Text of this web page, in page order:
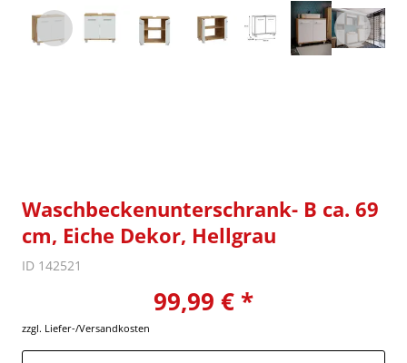
Waschbeckenunterschrank- B ca. 69
cm, Eiche Dekor, Hellgrau
ID 142521
99,99 € *
zzgl. Liefer-/Versandkosten